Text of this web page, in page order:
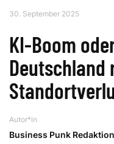
30. September 2025
KI-Boom
Autor*in
Business Punk Redaktion